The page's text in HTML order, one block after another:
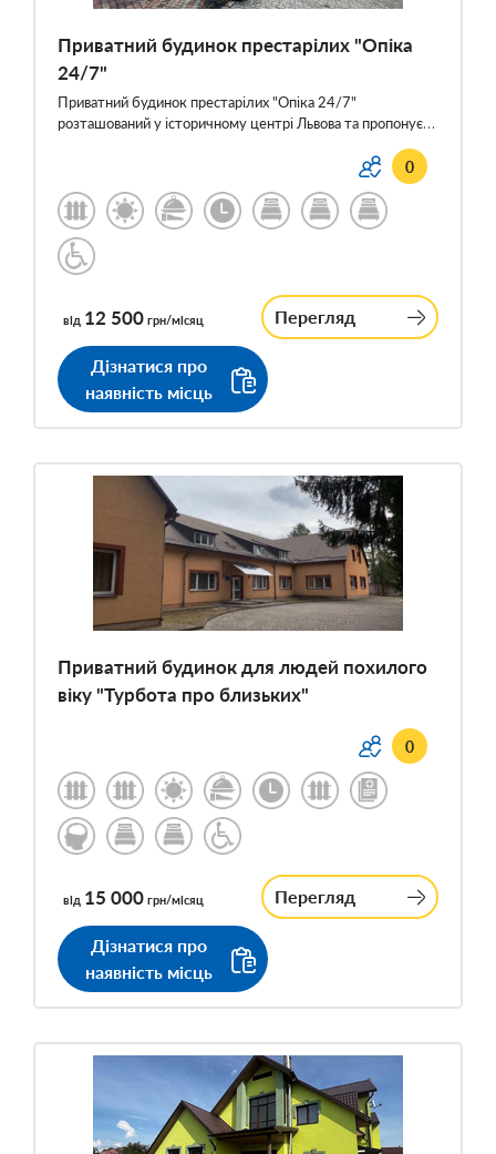
Приватний будинок престарілих "Опіка
24/7"
Приватний будинок престарілих "Опіка 24/7"
розташований у історичному центрі Львова та пропонує…
0
від 12 500 грн/місяц Перегляд
Дізнатися про
наявність місць
Приватний будинок для людей похилого
віку "Турбота про близьких"
0
від 15 000 грн/місяц Перегляд
Дізнатися про
наявність місць